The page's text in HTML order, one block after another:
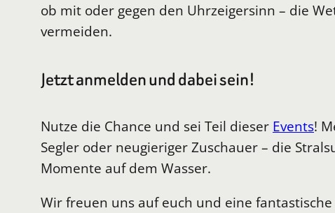
ob mit oder gegen den Uhrzeigersinn – die
vermeiden.
Jetzt anmelden und dabei sein!
Nutze die Chance und sei Teil dieser Events!
Segler oder neugieriger Zuschauer – die
Momente auf dem Wasser.
Wir freuen uns auf euch und eine